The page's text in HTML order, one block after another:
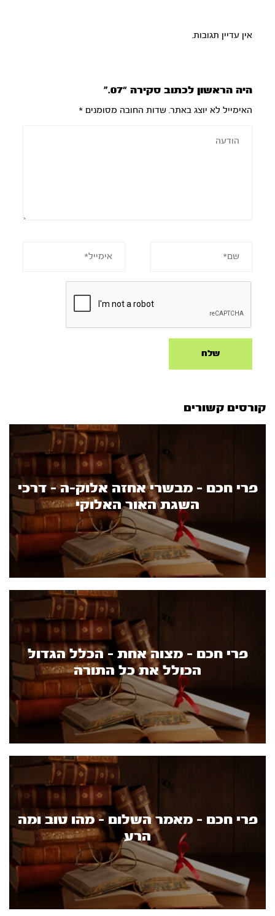
אין עדיין תגובות.
היה הראשון לכתוב סקירה “07.”
האימייל לא יוצג באתר. שדות החובה מסומנים*
קורסים קשורים
פרי חכם - מבשרי אחזה אלוק-ה - דרכי
השגת האור האלוקי
פרי חכם - מצוה אחת - הכלל הגדול
הכולל את כל התורה
פרי חכם - מאמר השלום - מהו טוב ומה
הרע